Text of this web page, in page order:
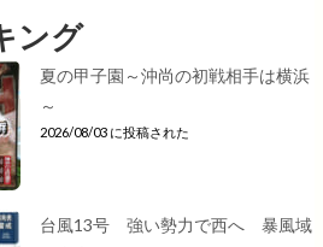
ング
夏の甲子園～沖尚の初戦相手は横浜
～
2026/08/03 に投稿された
台風13号 強い勢力で西へ 暴風域